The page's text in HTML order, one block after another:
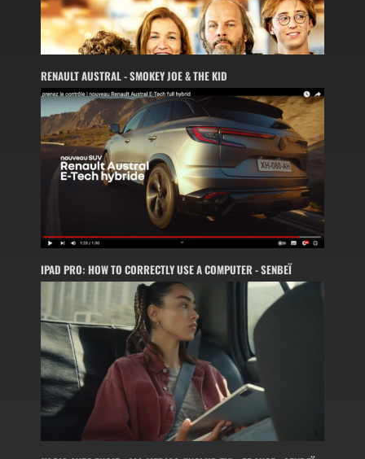
RENAULT AUSTRAL - SMOKEY JOE & THE KID
IPAD PRO: HOW TO CORRECTLY USE A COMPUTER - SENBEÏ